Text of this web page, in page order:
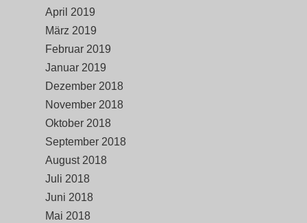
April 2019
März 2019
Februar 2019
Januar 2019
Dezember 2018
November 2018
Oktober 2018
September 2018
August 2018
Juli 2018
Juni 2018
Mai 2018